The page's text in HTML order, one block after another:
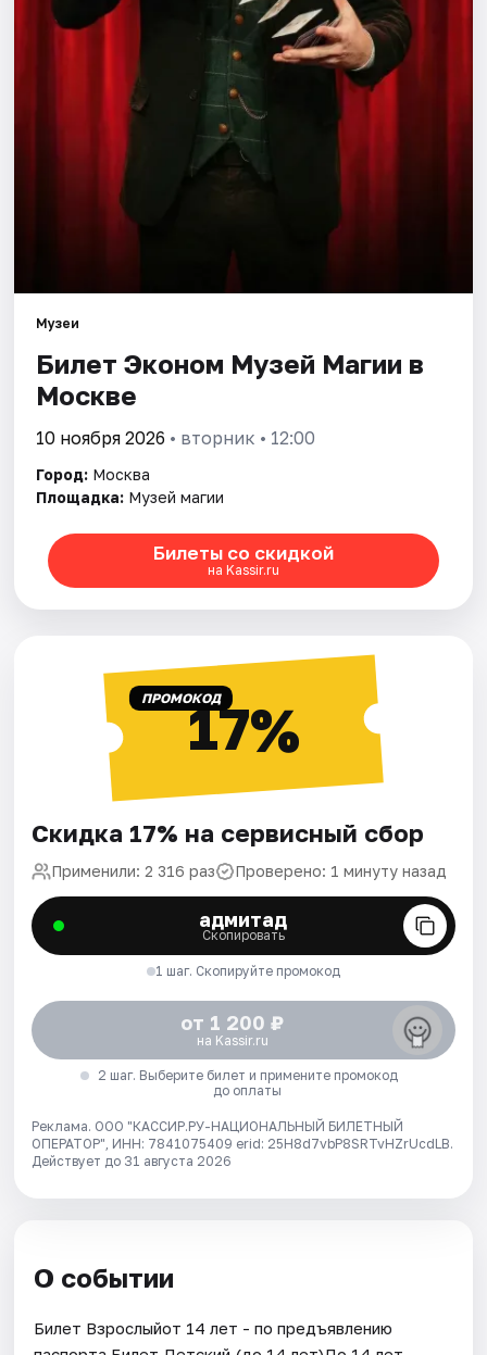
Музеи
Билет Эконом Музей Магии в
Москве
10 ноября 2026 • вторник • 12:00
Город: Москва
Площадка: Музей магии
Билеты со скидкой
на Kassir.ru
ПРОМОКОД17%
Скидка 17% на сервисный сбор
Применили: 2 316 раз Проверено: 1 минуту назад
адмитад
Скопировать
1 шаг. Скопируйте промокод
от 1 200 ₽
на Kassir.ru
2 шаг. Выберите билет и примените промокод
до оплаты
Реклама. ООО "КАССИР.РУ-НАЦИОНАЛЬНЫЙ БИЛЕТНЫЙ
ОПЕРАТОР", ИНН: 7841075409 erid: 25H8d7vbP8SRTvHZrUcdLB.
Действует до 31 августа 2026
О событии
Билет Взрослыйот 14 лет - по предъявлению